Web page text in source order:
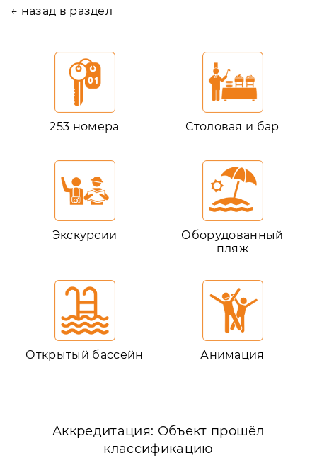
← назад в раздел
253 номера Столовая и бар
Экскурсии
Оборудованный
пляж
Открытый бассейн Анимация
Аккредитация: Объект прошёл
классификацию